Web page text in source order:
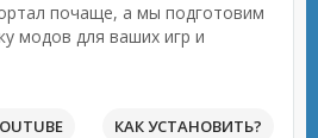
почаще, а мы подготовим
модов для ваших игр и
КАК УСТАНОВИТЬ?